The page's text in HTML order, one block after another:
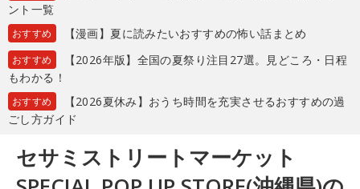
ント一覧
おすすめ 【漫画】夏に読みたいおすすめの怖い話まとめ
おすすめ
【2026年版】全国の夏祭り注目27選。見どころ・日程
もわかる！
おすすめ
【2026夏休み】おうち時間を充実させるおすすめの過
ごし方ガイド
セサミストリートマーケット